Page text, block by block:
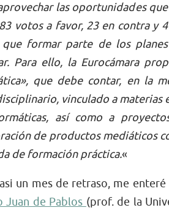
las oportunidades
votos a favor, 23 en contra y
formar parte de los
Para ello, la Eurocámara
que debe contar, en la
vinculado a materias
así como a
de productos mediáticos
de formación práctica.«
un mes de retraso, me
Juan de Pablos (prof. de la